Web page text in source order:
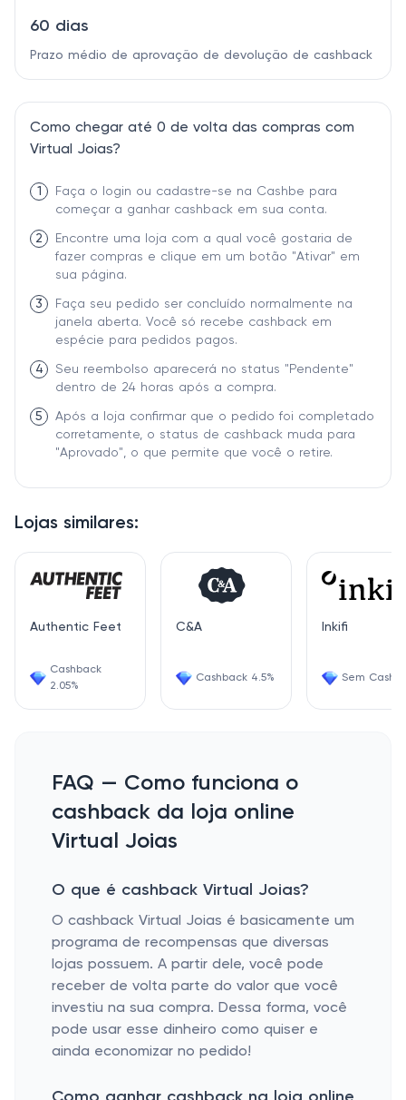
Lojas similares:
Authentic Feet
Cashback
2.05%
C&A
Cashback 4.5%
Inkifi
Sem
60 dias
Prazo médio de aprovação de devolução de cashback
Como chegar até 0 de volta das compras com
Virtual Joias?
1
Faça o login ou cadastre-se na Cashbe para
começar a ganhar cashback em sua conta.
2
Encontre uma loja com a qual você gostaria de
fazer compras e clique em um botão "Ativar" em
sua página.
3
Faça seu pedido ser concluído normalmente na
janela aberta. Você só recebe cashback em
espécie para pedidos pagos.
4
Seu reembolso aparecerá no status "Pendente"
dentro de 24 horas após a compra.
5
Após a loja confirmar que o pedido foi completado
corretamente, o status de cashback muda para
"Aprovado", o que permite que você o retire.
FAQ — Como funciona o
cashback da loja online
Virtual Joias
O que é cashback Virtual Joias?
O cashback Virtual Joias é basicamente um
programa de recompensas que diversas
lojas possuem. A partir dele, você pode
receber de volta parte do valor que você
investiu na sua compra. Dessa forma, você
pode usar esse dinheiro como quiser e
ainda economizar no pedido!